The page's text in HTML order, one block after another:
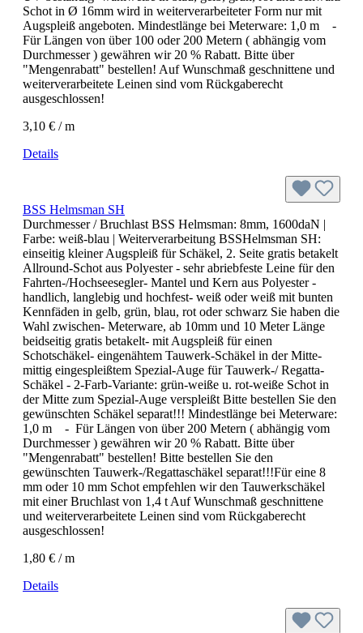
Schot in Ø 16mm wird in weiterverarbeiteter Form nur mit
Augspleiß angeboten. Mindestlänge bei Meterware: 1,0 m -
Für Längen von über 100 oder 200 Metern ( abhängig vom
Durchmesser ) gewähren wir 20 % Rabatt. Bitte über
"Mengenrabatt" bestellen! Auf Wunschmaß geschnittene und
weiterverarbeitete Leinen sind vom Rückgaberecht
ausgeschlossen!
3,10 € / m
Details
BSS Helmsman SH
Durchmesser / Bruchlast BSS Helmsman: 8mm, 1600daN |
Farbe: weiß-blau | Weiterverarbeitung BSSHelmsman SH:
einseitig kleiner Augspleiß für Schäkel, 2. Seite gratis betakelt
Allround-Schot aus Polyester - sehr abriebfeste Leine für den
Fahrten-/Hochseesegler- Mantel und Kern aus Polyester -
handlich, langlebig und hochfest- weiß oder weiß mit bunten
Kennfäden in gelb, grün, blau, rot oder schwarz Sie haben die
Wahl zwischen- Meterware, ab 10mm und 10 Meter Länge
beidseitig gratis betakelt- mit Augspleiß für einen
Schotschäkel- eingenähtem Tauwerk-Schäkel in der Mitte-
mittig eingespleißtem Spezial-Auge für Tauwerk-/ Regatta-
Schäkel - 2-Farb-Variante: grün-weiße u. rot-weiße Schot in
der Mitte zum Spezial-Auge verspleißt Bitte bestellen Sie den
gewünschten Schäkel separat!!! Mindestlänge bei Meterware:
1,0 m - Für Längen von über 200 Metern ( abhängig vom
Durchmesser ) gewähren wir 20 % Rabatt. Bitte über
"Mengenrabatt" bestellen! Bitte bestellen Sie den
gewünschten Tauwerk-/Regattaschäkel separat!!!Für eine 8
mm oder 10 mm Schot empfehlen wir den Tauwerkschäkel
mit einer Bruchlast von 1,4 t Auf Wunschmaß geschnittene
und weiterverarbeitete Leinen sind vom Rückgaberecht
ausgeschlossen!
1,80 € / m
Details